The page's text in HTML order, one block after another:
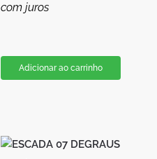
com juros
Adicionar ao carrinho